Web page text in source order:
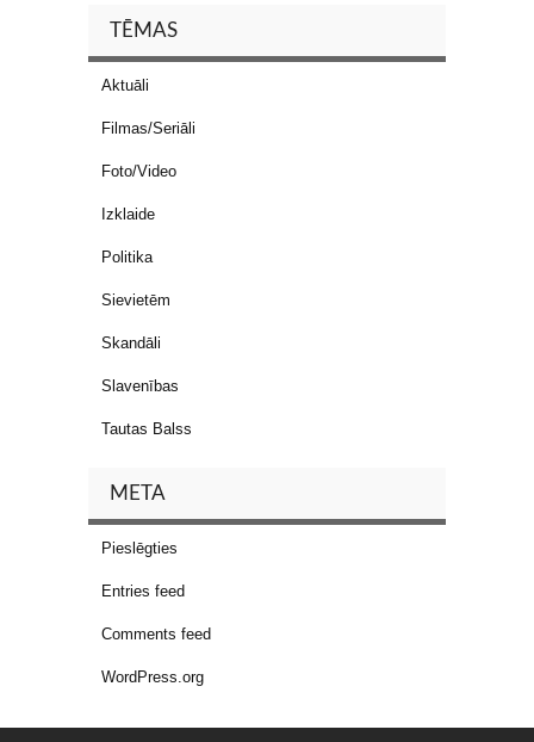
TĒMAS
Aktuāli
Filmas/Seriāli
Foto/Video
Izklaide
Politika
Sievietēm
Skandāli
Slavenības
Tautas Balss
META
Pieslēgties
Entries feed
Comments feed
WordPress.org